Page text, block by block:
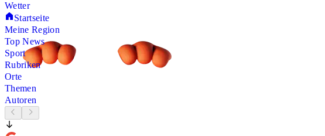
Wetter
Startseite
Meine Region
Top News
Sport
Rubriken
Orte
Themen
Autoren